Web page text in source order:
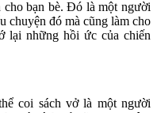
cho bạn bè. Đó là một người
chuyện đó mà cũng làm cho
lại những hồi ức của chiến
coi sách vở là một người